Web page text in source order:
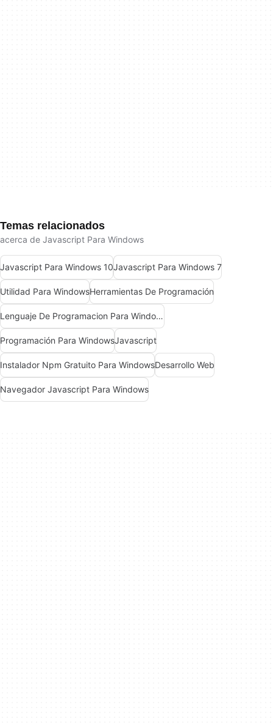
Temas relacionados
acerca de Javascript Para Windows
Javascript Para Windows 10Javascript Para Windows 7
Utilidad Para WindowsHerramientas De Programación
Lenguaje De Programacion Para Windows
Programación Para WindowsJavascript
Instalador Npm Gratuito Para WindowsDesarrollo Web
Navegador Javascript Para Windows